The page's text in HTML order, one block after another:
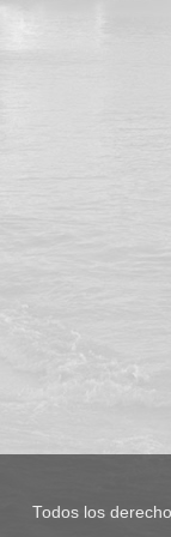
Todos los